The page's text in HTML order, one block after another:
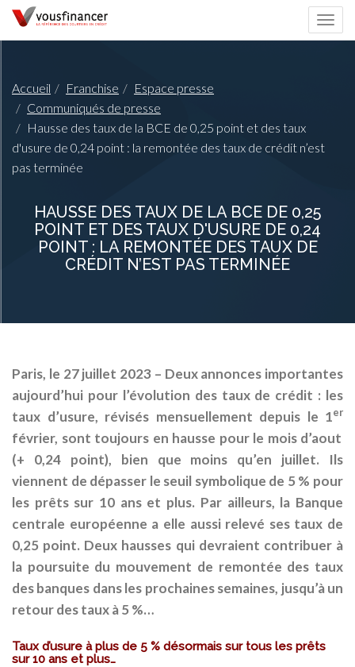
Accueil Franchise
Espace presse
Communiqués de presse
Hausse des taux de la BCE de 0,25 point et des taux
d'usure de 0,24 point : la remontée des taux de crédit n’est
pas terminée
HAUSSE DES TAUX DE LA BCE DE 0,25
POINT ET DES TAUX D'USURE DE 0,24
POINT : LA REMONTÉE DES TAUX DE
CRÉDIT N’EST PAS TERMINÉE
Paris, le 27 juillet 2023 – Deux annonces importantes
aujourd’hui pour l’évolution des taux de crédit : les
taux d’usure, révisés mensuellement depuis le 1er
février, sont toujours en hausse pour le mois d’aout
(+ 0,24 point), bien que moins qu’en juillet. Ils
viennent de dépasser le seuil symbolique de 5 % pour
les prêts sur 10 ans et plus. Par ailleurs, la Banque
centrale européenne a elle aussi relevé ses taux de
0,25 point. Deux hausses qui devraient contribuer à
la poursuite du mouvement de remontée des taux
des banques dans les prochaines semaines, jusqu’à un
retour des taux à 5 %…
Taux d’usure à plus de 5 % désormais sur tous les prêts
sur 10 ans et plus…